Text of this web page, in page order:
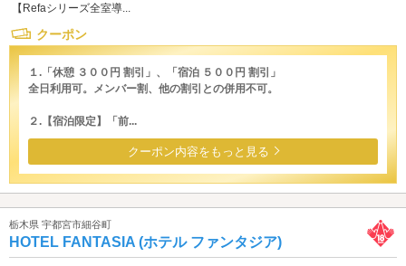
【Refaシリーズ全室導...
クーポン
１.「休憩 ３００円 割引」、「宿泊 ５００円 割引」
全日利用可。メンバー割、他の割引との併用不可。
２.【宿泊限定】「前...
クーポン内容をもっと見る
栃木県 宇都宮市細谷町
HOTEL FANTASIA (ホテル ファンタジア)